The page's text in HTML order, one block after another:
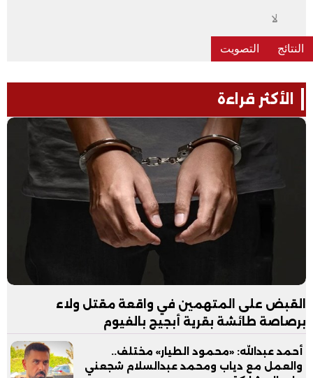
لا
الأكثر قراءة
القبض على المتهمين في واقعة مقتل ولاء
برصاصة طائشة بقرية أبجيج بالفيوم
أحمد عبدالله: «محمود الطيار» مختلف..
والعمل مع دياب ومحمد عبدالسلام شجعني